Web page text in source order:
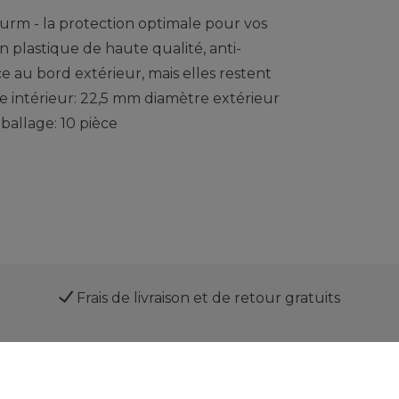
- la protection optimale pour vos
plastique de haute qualité, anti-
au bord extérieur, mais elles restent
intérieur: 22,5 mm diamètre extérieur
10 pièce
Frais de livraison et de retour gratuits